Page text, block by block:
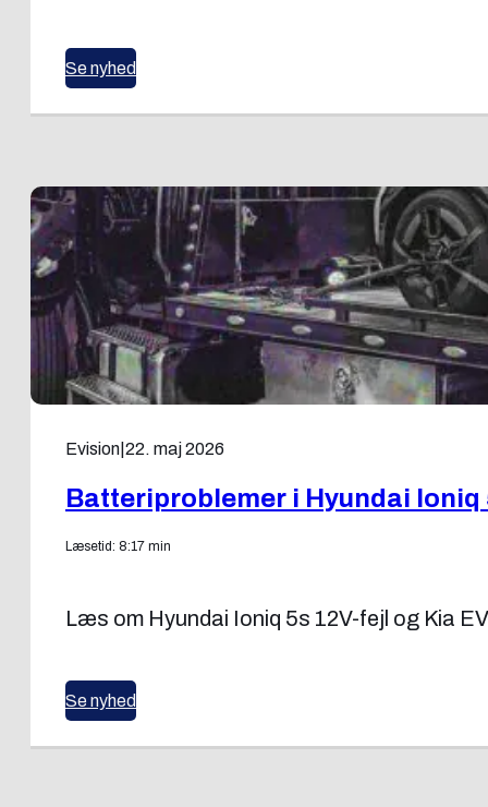
Se nyhed
Evision 22. maj 2026
Batteriproblemer i Hyundai
Læsetid: 8:17 min
Læs om Hyundai Ioniq 5s 12V-fejl og Kia
Se nyhed